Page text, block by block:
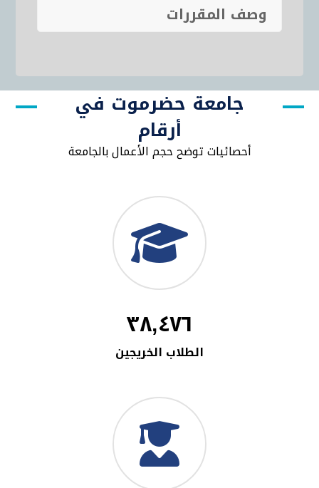
وصف المقررات
جامعة حضرموت في
أرقام
أحصائيات توضح حجم الأعمال بالجامعة
٣٨,٤٧٦
الطلاب الخريجين